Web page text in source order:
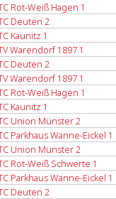
Rot-Weiß Hagen 1
Deuten 2
Kaunitz 1
Warendorf 1897 1
Deuten 2
Warendorf 1897 1
Rot-Weiß Hagen 1
Kaunitz 1
Union Münster 2
Parkhaus Wanne-Eickel 1
Union Münster 2
Rot-Weiß Schwerte 1
Parkhaus Wanne-Eickel 1
Deuten 2